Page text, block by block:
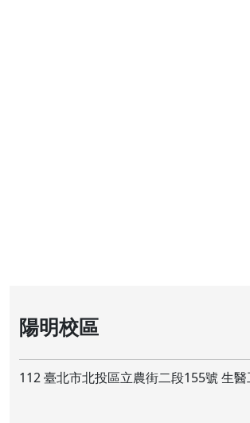
陽明校區
112 臺北市北投區立農街二段155號 生